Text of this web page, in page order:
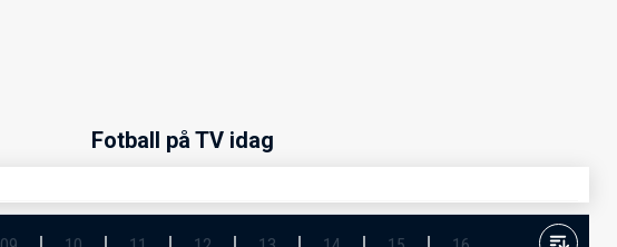
Fotball på TV idag